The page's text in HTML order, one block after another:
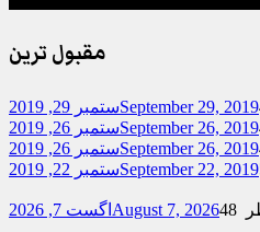
مقبول ترین
ستمبر 29, 2019September 29, 2019
ستمبر 26, 2019September 26, 2019
ستمبر 26, 2019September 26, 2019
ستمبر 22, 2019September 22, 2019
اگست 7, 2026 August 7, 2026